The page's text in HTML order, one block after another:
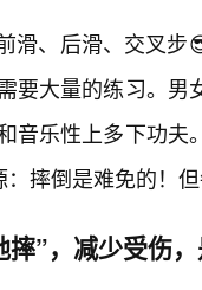
滑、后滑、交叉步
要大量的练习。
音乐性上多下功
：摔倒是难免的！
摔”，减少受伤